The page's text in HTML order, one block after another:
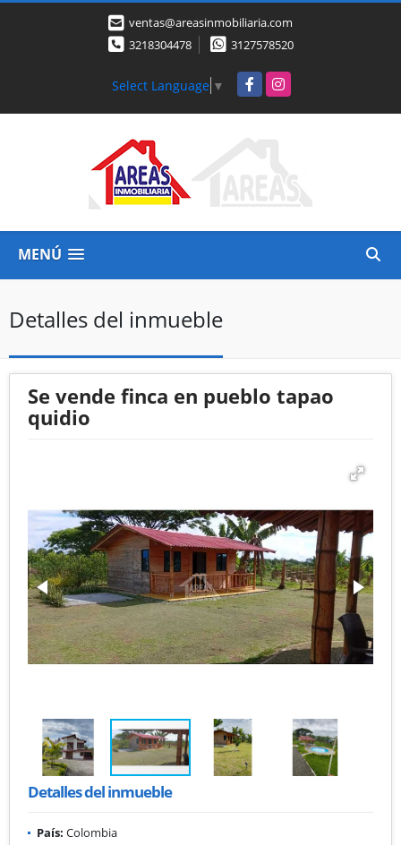
ventas@areasinmobiliaria.com
3218304478
3127578520
Select Language ▼ FacebookInstagram
MENÚ
Detalles del inmueble
Se vende finca en pueblo tapao
quidio
Detalles del inmueble
País: Colombia